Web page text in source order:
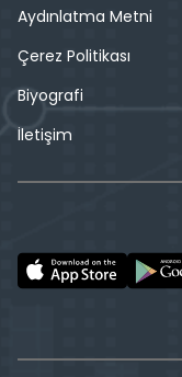
Aydınlatma Metni
Çerez Politikası
Biyografi
İletişim